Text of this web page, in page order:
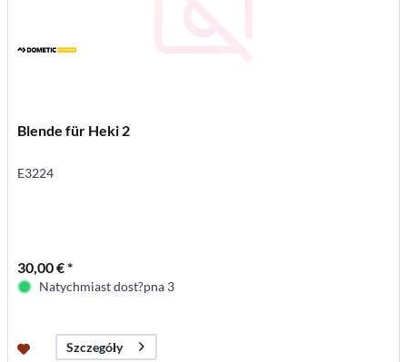
Blende für Heki 2
E3224
30,00 € *
Natychmiast dost?pna 3
Szczegóły